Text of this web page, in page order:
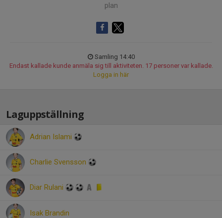
plan
Samling 14:40
Endast kallade kunde anmäla sig till aktiviteten. 17 personer var kallade.
Logga in här
Laguppställning
Adrian Islami
Charlie Svensson
Diar Rulani
Isak Brandin